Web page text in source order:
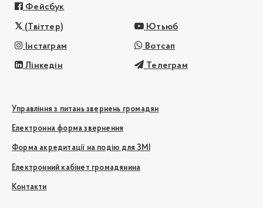
Фейсбук
(Твіттер) Ютьюб
Інстаграм Вотсап
Лінкедін Телеграм
Управління з питань звернень громадян
Електронна форма звернення
Форма акредитації на подію для ЗМІ
Електронний кабінет громадянина
Контакти